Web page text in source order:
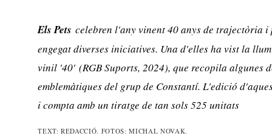
Els Pets celebren l'any vinent 40 anys de trajectòria i
engegat diverses iniciatives. Una d'elles ha vist la
vinil '40'(RGB Suports, 2024), que recopila algunes
emblemàtiques del grup de Constantí. L'edició
i compta amb un tiratge de tan sols 525 unitats
TEXT: REDACCIÓ. FOTOS: MICHAL NOVAK.